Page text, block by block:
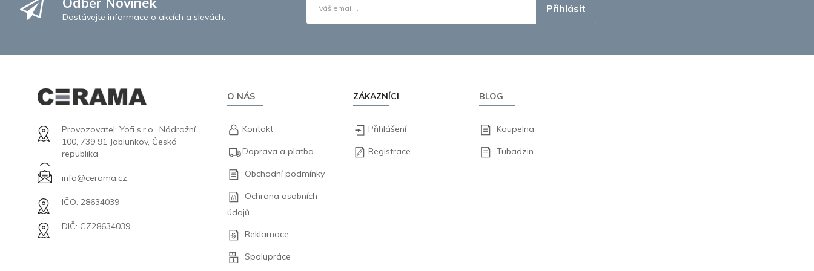
Dostávejte informace o akcích a slevách.
Přihlásit
Provozovatel: Yofi s.r.o., Nádražní
100, 739 91 Jablunkov, Česká
republika
info@cerama.cz
IČO: 28634039
DIČ: CZ28634039
O NÁS
Kontakt
Doprava a platba
Obchodní podmínky
Ochrana osobních
údajů
Reklamace
Spolupráce
ZÁKAZNÍCI
Přihlášení
Registrace
BLOG
Koupelna
Tubadzin